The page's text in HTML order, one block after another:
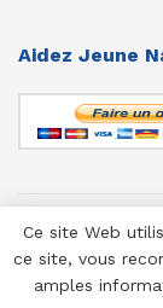
Aidez Jeune
© 1958-2025 Jeune
Ce site Web
ce site, vous
amples